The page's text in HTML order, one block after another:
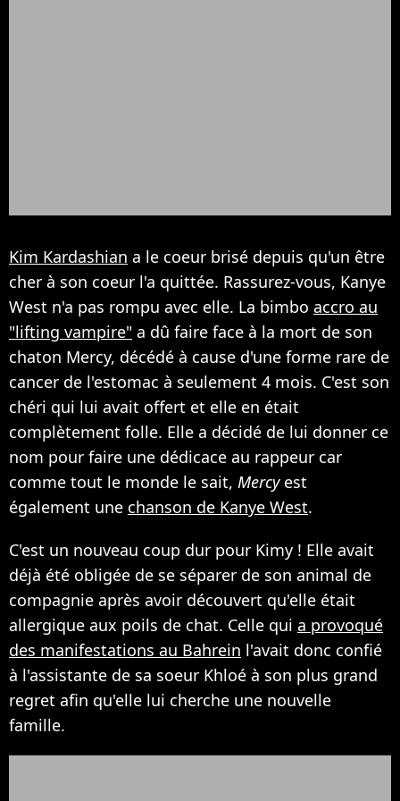
Kim Kardashian a le coeur brisé depuis qu'un être
cher à son coeur l'a quittée. Rassurez-vous, Kanye
West n'a pas rompu avec elle. La bimbo accro au
"lifting vampire" a dû faire face à la mort de son
chaton Mercy, décédé à cause d'une forme rare de
cancer de l'estomac à seulement 4 mois. C'est son
chéri qui lui avait offert et elle en était
complètement folle. Elle a décidé de lui donner ce
nom pour faire une dédicace au rappeur car
comme tout le monde le sait, Mercyest
également une chanson de Kanye West.
C'est un nouveau coup dur pour Kimy ! Elle avait
déjà été obligée de se séparer de son animal de
compagnie après avoir découvert qu'elle était
allergique aux poils de chat. Celle qui a provoqué
des manifestations au Bahrein l'avait donc confié
à l'assistante de sa soeur Khloé à son plus grand
regret afin qu'elle lui cherche une nouvelle
famille.